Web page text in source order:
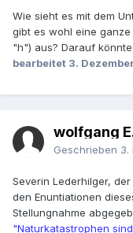
Wie sieht es mit dem
gibt es wohl eine
"h") aus? Darauf
bearbeitet 3.
wolfgang
Geschrieben 3.
Severin Lederhilger,
den Enuntiationen
Stellungnahme
"Naturkatastrophen